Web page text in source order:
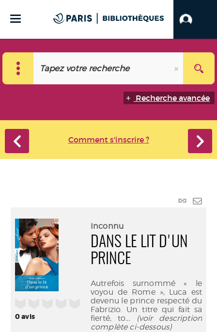
Recherche avancée
Comment s'inscrire ?
Lien
0avis
Inconnu
DANS LE LIT D'UN
PRINCE
Autrefois surnommé « le
voyou de Rome », Luca est
devenu le prince respecté du
Fabrizio. Un titre qui fait sa
fierté, to... (voir description
complète ci-dessous)